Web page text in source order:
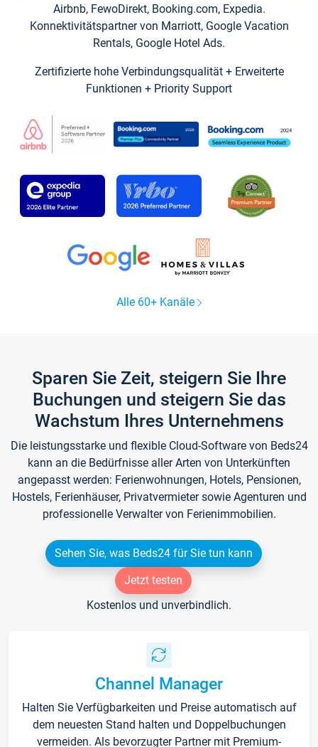
Airbnb, FewoDirekt, Booking.com, Expedia.
Konnektivitätspartner von Marriott, Google Vacation
Rentals, Google Hotel Ads.
Zertifizierte hohe Verbindungsqualität + Erweiterte
Funktionen + Priority Support
Alle 60+ Kanäle
Sparen Sie Zeit, steigern Sie Ihre
Buchungen und steigern Sie das
Wachstum Ihres Unternehmens
Die leistungsstarke und flexible Cloud-Software von Beds24
kann an die Bedürfnisse aller Arten von Unterkünften
angepasst werden: Ferienwohnungen, Hotels, Pensionen,
Hostels, Ferienhäuser, Privatvermieter sowie Agenturen und
professionelle Verwalter von Ferienimmobilien.
Sehen Sie, was Beds24 für Sie tun kann
Jetzt testen
Kostenlos und unverbindlich.
Channel Manager
Halten Sie Verfügbarkeiten und Preise automatisch auf
dem neuesten Stand halten und Doppelbuchungen
vermeiden. Als bevorzugter Partner mit Premium-